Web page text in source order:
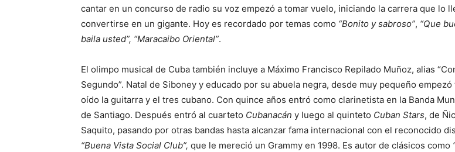
cantar en un concurso de radio su voz empezó a tomar vuelo, iniciando la carrera que lo
convertirse en un gigante. Hoy es recordado por temas como “Bonito y sabroso”, “Que
baila usted”, “Maracaibo Oriental”.
El olimpo musical de Cuba también incluye a Máximo Francisco Repilado Muñoz, alias
Segundo”. Natal de Siboney y educado por su abuela negra, desde muy pequeño empezó
oído la guitarra y el tres cubano. Con quince años entró como clarinetista en la Banda
de Santiago. Después entró al cuarteto Cubanacán y luego al quinteto Cuban Stars, de
Saquito, pasando por otras bandas hasta alcanzar fama internacional con el reconocido
“Buena Vista Social Club”, que le mereció un Grammy en 1998. Es autor de clásicos como